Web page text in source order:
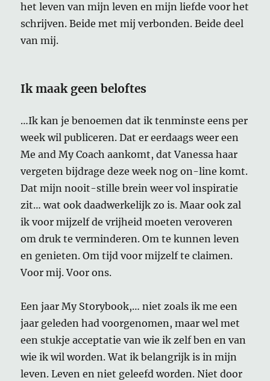
het leven van mijn leven en mijn liefde voor het
schrijven. Beide met mij verbonden. Beide deel
van mij.
Ik maak geen beloftes
…Ik kan je benoemen dat ik tenminste eens per
week wil publiceren. Dat er eerdaags weer een
Me and My Coach aankomt, dat Vanessa haar
vergeten bijdrage deze week nog on-line komt.
Dat mijn nooit-stille brein weer vol inspiratie
zit… wat ook daadwerkelijk zo is. Maar ook zal
ik voor mijzelf de vrijheid moeten veroveren
om druk te verminderen. Om te kunnen leven
en genieten. Om tijd voor mijzelf te claimen.
Voor mij. Voor ons.
Een jaar My Storybook,… niet zoals ik me een
jaar geleden had voorgenomen, maar wel met
een stukje acceptatie van wie ik zelf ben en van
wie ik wil worden. Wat ik belangrijk is in mijn
leven. Leven en niet geleefd worden. Niet door